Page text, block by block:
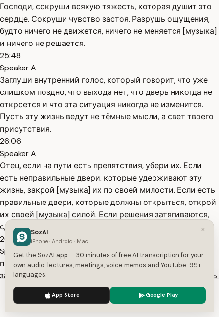
Господи, сокруши всякую тяжесть, которая душит это
сердце. Сокруши чувство застоя. Разрушь ощущения,
будто ничего не движется, ничего не меняется [музыка]
и ничего не решается.
25:48
Speaker A
Заглуши внутренний голос, который говорит, что уже
слишком поздно, что выхода нет, что дверь никогда не
откроется и что эта ситуация никогда не изменится.
Пусть эту жизнь ведут не тёмные мысли, а свет твоего
присутствия.
26:06
Speaker A
Отец, если на пути есть препятствия, убери их. Если
есть неправильные двери, которые удерживают эту
жизнь, закрой [музыка] их по своей милости. Если есть
правильные двери, которые должны открыться, открой
их своей [музыка] силой. Если решения затягиваются,
сдвинь их с места. Если документы не
26:30
Speaker A
продвигаются, дай им движение. Если выплаты
задерживаются, высвободи их по своей воле. Если есть
люди, которым нужно поступить справедливо, коснись
[музыка] их сердец.
26:45
We use cookies to enhance your experience.
×
SozAI
iPhone · Android · Mac
Get the SozAI app — 30 minutes of free AI transcription for your
own audio: lectures, meetings, voice memos and YouTube. 99+
languages.
App Store Google Play